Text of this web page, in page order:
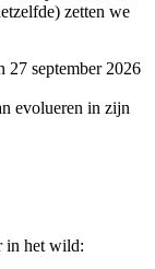
zetten we
27 september 2026
evolueren in zijn
in het wild: